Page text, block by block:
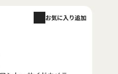
お気に入り追加